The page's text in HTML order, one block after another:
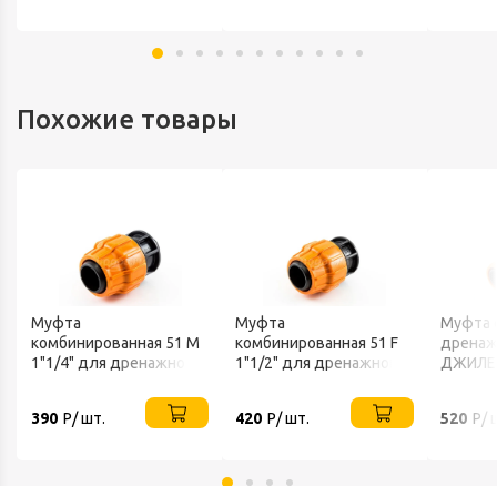
Похожие товары
Муфта
комбинированная 51 M
1"1/4" для дренажного
390 Р/ шт.
Муфта
комбинированная 51 F
1"1/2" для дренажного
420 Р/ шт.
Муфта
520 Р/